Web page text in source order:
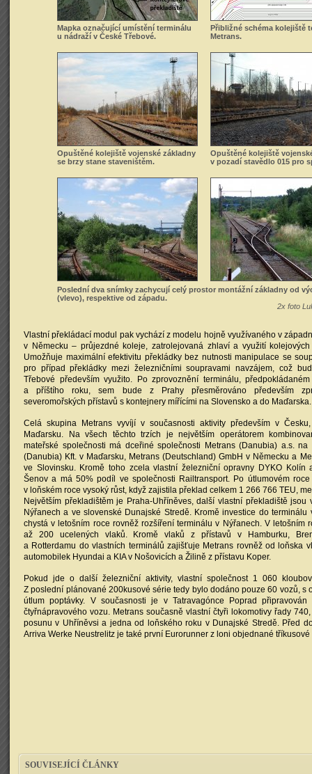
Mapka označující umístění terminálu
u nádraží v České Třebové.
Přibližné schéma kolejiště
Metrans.
Opuštěné kolejiště vojenské základny
se brzy stane staveništěm.
Opuštěné kolejiště
v pozadí stavědlo 015 pro
Poslední dva snímky zachycují celý prostor montážní základny od
(vlevo), respektive od západu.
2x foto
Vlastní překládací modul pak vychází z modelu hojně využívaného v
v Německu – průjezdné koleje, zatrolejovaná zhlaví a využití
Umožňuje maximální efektivitu překládky bez nutnosti manipulace se
pro případ překládky mezi železničními soupravami navzájem, což
Třebové především využito. Po zprovoznění terminálu,
a příštího roku, sem bude z Prahy přesměrováno především
severomořských přístavů s kontejnery mířícími na Slovensko a do Maďarska.
Celá skupina Metrans vyvíjí v současnosti aktivity především v
Maďarsku. Na všech těchto trzích je největším operátorem
mateřské společnosti má dceřiné společnosti Metrans (Danubia) a.s. na
(Danubia) Kft. v Maďarsku, Metrans (Deutschland) GmbH v Německu a
ve Slovinsku. Kromě toho zcela vlastní železniční opravny DYKO Kolín
Šenov a má 50% podíl ve společnosti Railtransport. Po útlumovém
v loňském roce vysoký růst, když zajistila překlad celkem 1 266 766 TEU,
Největším překladištěm je Praha-Uhříněves, další vlastní překladiště jsou
Nýřanech a ve slovenské Dunajské Stredě. Kromě investice do terminálu
chystá v letošním roce rovněž rozšíření terminálu v Nýřanech. V letošním
až 200 ucelených vlaků. Kromě vlaků z přístavů v Hamburku,
a Rotterdamu do vlastních terminálů zajišťuje Metrans rovněž od loňska
automobilek Hyundai a KIA v Nošovicích a Žilině z přístavu Koper.
Pokud jde o další železniční aktivity, vlastní společnost 1 060
Z poslední plánované 200kusové série tedy bylo dodáno pouze 60 vozů, s
útlum poptávky. V současnosti je v Tatravagónce Poprad
čtyřnápravového vozu. Metrans současně vlastní čtyři lokomotivy řady
posunu v Uhříněvsi a jedna od loňského roku v Dunajské Stredě. Před
Arriva Werke Neustrelitz je také první Eurorunner z loni objednané tříkusové
SOUVISEJÍCÍ ČLÁNKY